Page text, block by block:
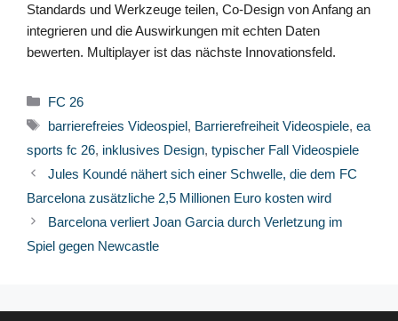
Standards und Werkzeuge teilen, Co-Design von Anfang an
integrieren und die Auswirkungen mit echten Daten
bewerten. Multiplayer ist das nächste Innovationsfeld.
Kategorien
FC 26
Schlagwörter
barrierefreies Videospiel, Barrierefreiheit Videospiele, ea
sports fc 26, inklusives Design, typischer Fall Videospiele
Jules Koundé nähert sich einer Schwelle, die dem FC
Barcelona zusätzliche 2,5 Millionen Euro kosten wird
Barcelona verliert Joan Garcia durch Verletzung im
Spiel gegen Newcastle